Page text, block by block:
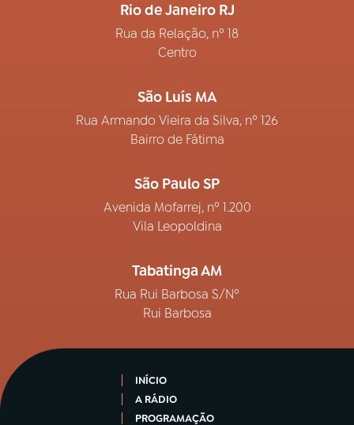
Rio de Janeiro RJ
Rua da Relação, nº 18
Centro
São Luís MA
Rua Armando Vieira da Silva, nº 126
Bairro de Fátima
São Paulo SP
Avenida Mofarrej, nº 1.200
Vila Leopoldina
Tabatinga AM
Rua Rui Barbosa S/Nº
Rui Barbosa
INÍCIO
A RÁDIO
PROGRAMAÇÃO